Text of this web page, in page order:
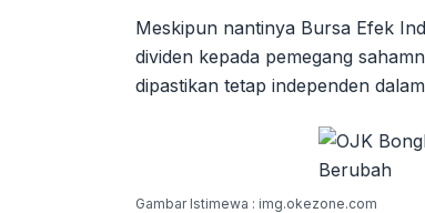
Meskipun nantinya Bursa Efek
dividen kepada pemegang
dipastikan tetap independen
Gambar Istimewa : img.okezone.com